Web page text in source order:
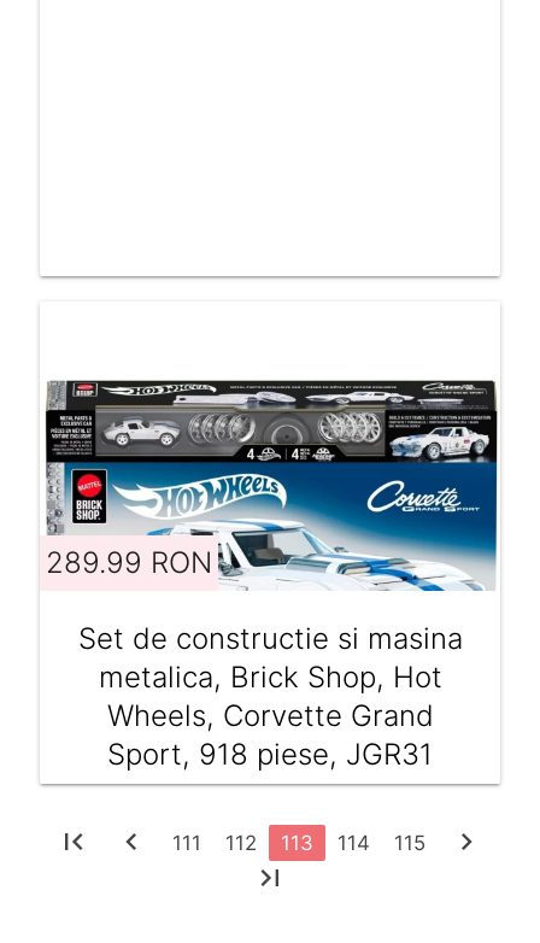
289.99 RON
Set de constructie si masina
metalica, Brick Shop, Hot
Wheels, Corvette Grand
Sport, 918 piese, JGR31
first_page chevron_left 111 112 113 114 115
chevron_right
last_page